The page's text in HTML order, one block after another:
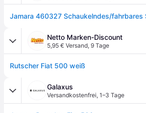
Netto Marken-Discount
5,95 € Versand, 9 Tage
Rutscher Fiat 500 weiß
Galaxus
Versandkostenfrei, 1–3 Tage